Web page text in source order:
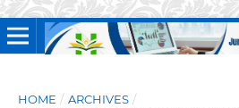
HOME / ARCHIVES /